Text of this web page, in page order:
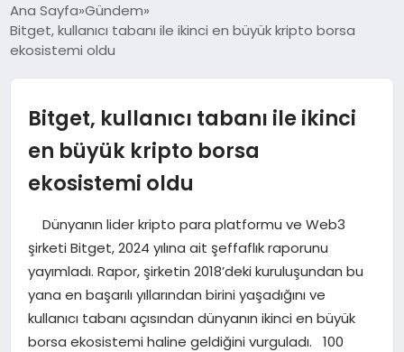
GÜNDEM
EĞITIM
EKONOMI
MAGAZIN
SAĞLIK
SIYASET
Ana Sayfa Gündem
Bitget, kullanıcı tabanı ile ikinci en büyük kripto borsa
ekosistemi oldu
Bitget, kullanıcı tabanı ile ikinci
en büyük kripto borsa
ekosistemi oldu
Dünyanın lider kripto para platformu ve Web3
şirketi Bitget, 2024 yılına ait şeffaflık raporunu
yayımladı. Rapor, şirketin 2018’deki kuruluşundan bu
yana en başarılı yıllarından birini yaşadığını ve
kullanıcı tabanı açısından dünyanın ikinci en büyük
borsa ekosistemi haline geldiğini vurguladı. 100